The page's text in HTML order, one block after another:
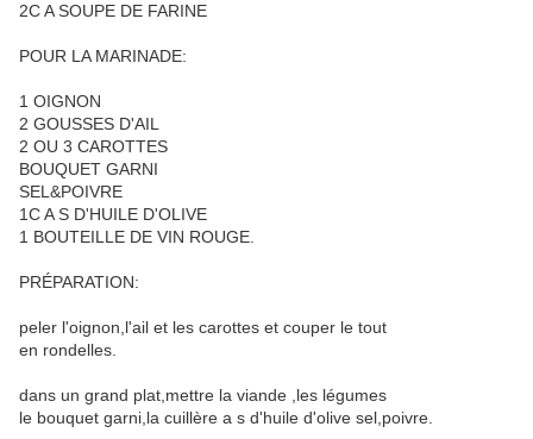
2C A SOUPE DE FARINE
POUR LA MARINADE:
1 OIGNON
2 GOUSSES D'AIL
2 OU 3 CAROTTES
BOUQUET GARNI
SEL&POIVRE
1C A S D'HUILE D'OLIVE
1 BOUTEILLE DE VIN ROUGE.
PRÉPARATION:
peler l'oignon,l'ail et les carottes et couper le tout
en rondelles.
dans un grand plat,mettre la viande ,les légumes
le bouquet garni,la cuillère a s d'huile d'olive sel,poivre.